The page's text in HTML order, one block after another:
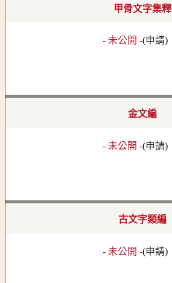
甲骨文字集釋
- 未公開 -(申請)
金文編
- 未公開 -(申請)
古文字類編
- 未公開 -(申請)